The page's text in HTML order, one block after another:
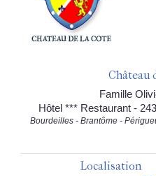
Château
Famille
Hôtel *** Restaurant -
Bourdeilles - Brantôme -
Localisation